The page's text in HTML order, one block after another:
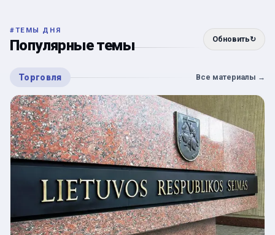
#ТЕМЫ ДНЯ
Популярные темы Обновить↻
Торговля Все материалы →